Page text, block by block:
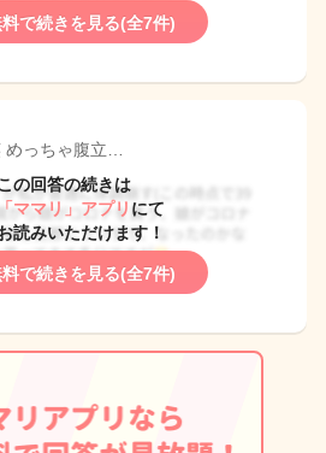
で続きを見る(全7件)
めっちゃ腹立…
の回答の続きは
ママリ」アプリ にて
読みいただけます！
で続きを見る(全7件)